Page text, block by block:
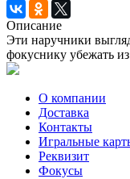
Описание
Эти наручники
фокуснику убежать
О компании
Доставка
Контакты
Игральные
Реквизит
Фокусы